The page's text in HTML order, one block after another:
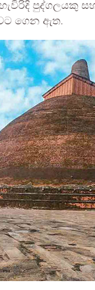
පුද්ගලයකු
ගෙන ඇත.